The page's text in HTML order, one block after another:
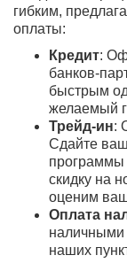
звука
Что